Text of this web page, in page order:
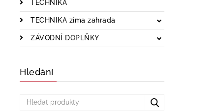
TECHNIKA
TECHNIKA zima zahrada
ZÁVODNÍ DOPLŇKY
Hledání